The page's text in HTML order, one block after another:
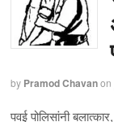
by Pramod Chavanon
पवई पोलिसांनी